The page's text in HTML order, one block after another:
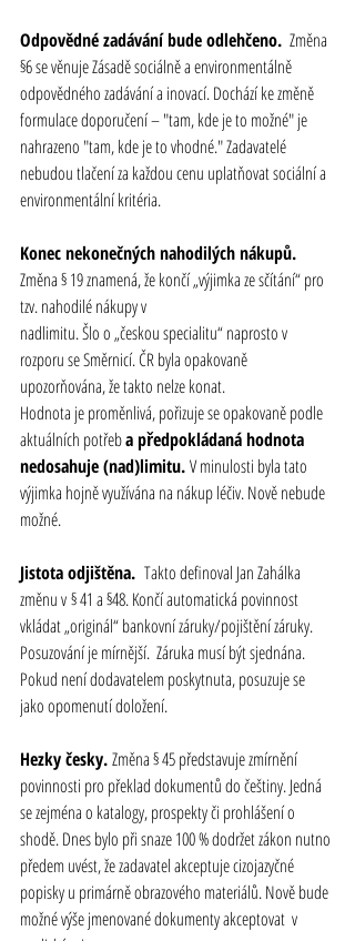
Odpovědné zadávání bude odlehčeno. Změna
§6 se věnuje Zásadě sociálně a environmentálně
odpovědného zadávání a inovací. Dochází ke změně
formulace doporučení – "tam, kde je to možné" je
nahrazeno "tam, kde je to vhodné." Zadavatelé
nebudou tlačení za každou cenu uplatňovat sociální a
environmentální kritéria.
Konec nekonečných nahodilých nákupů.
Změna § 19 znamená, že končí „výjimka ze sčítání“ pro
tzv. nahodilé nákupy v
nadlimitu. Šlo o „českou specialitu“ naprosto v
rozporu se Směrnicí. ČR byla opakovaně
upozorňována, že takto nelze konat.
Hodnota je proměnlivá, pořizuje se opakovaně podle
aktuálních potřeb a předpokládaná hodnota
nedosahuje (nad)limitu. V minulosti byla tato
výjimka hojně využívána na nákup léčiv. Nově nebude
možné.
Jistota odjištěna. Takto definoval Jan Zahálka
změnu v§ 41 a §48. Končí automatická povinnost
vkládat „originál“ bankovní záruky/pojištění záruky.
Posuzování je mírnější.  Záruka musí být sjednána.
Pokud není dodavatelem poskytnuta, posuzuje se
jako opomenutí doložení.
Hezky česky. Změna § 45 představuje zmírnění
povinnosti pro překlad dokumentů do češtiny. Jedná
se zejména o katalogy, prospekty či prohlášení o
shodě. Dnes bylo při snaze 100 % dodržet zákon nutno
předem uvést, že zadavatel akceptuje cizojazyčné
popisky u primárně obrazového materiálů. Nově bude
možné výše jmenované dokumenty akceptovat  v